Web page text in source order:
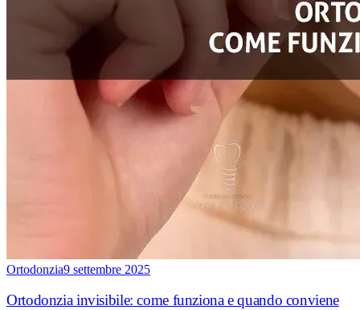
Ortodonzia9 settembre 2025
Ortodonzia invisibile: come funziona e quando conviene